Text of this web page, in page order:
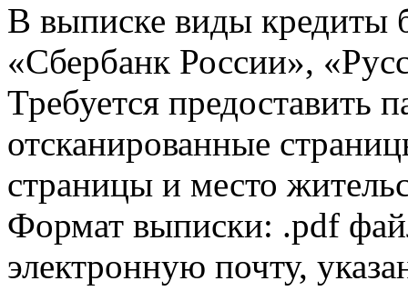
В выписке виды кредиты
«Сбербанк России»,
Требуется предоставить
отсканированные
страницы и место
Формат выписки: .pdf
электронную почту,